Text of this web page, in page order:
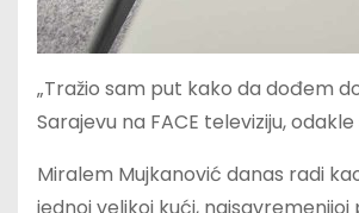
„Tražio sam put kako da dođem
Sarajevu na FACE televiziju,
Miralem Mujkanović danas radi
jednoj velikoj kući,